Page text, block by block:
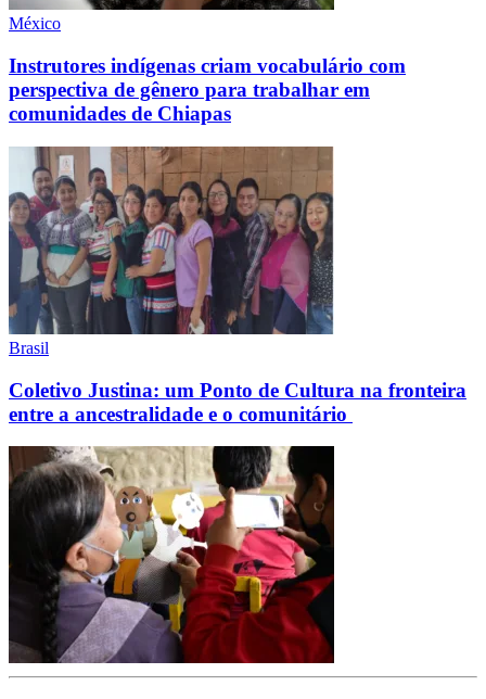
México
Instrutores indígenas criam vocabulário com
perspectiva de gênero para trabalhar em
comunidades de Chiapas
Brasil
Coletivo Justina: um Ponto de Cultura na fronteira
entre a ancestralidade e o comunitário